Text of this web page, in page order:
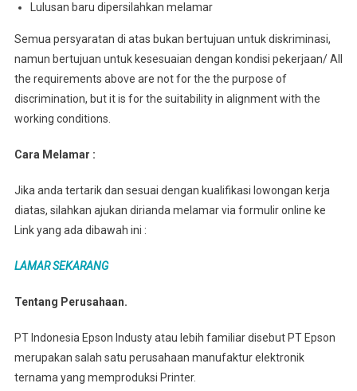
Lulusan baru dipersilahkan melamar
Semua persyaratan di atas bukan bertujuan untuk diskriminasi,
namun bertujuan untuk kesesuaian dengan kondisi pekerjaan/ All
the requirements above are not for the the purpose of
discrimination, but it is for the suitability in alignment with the
working conditions.
Cara Melamar :
Jika anda tertarik dan sesuai dengan kualifikasi lowongan kerja
diatas, silahkan ajukan dirianda melamar via formulir online ke
Link yang ada dibawah ini :
LAMAR SEKARANG
Tentang Perusahaan.
PT Indonesia Epson Industy atau lebih familiar disebut PT Epson
merupakan salah satu perusahaan manufaktur elektronik
ternama yang memproduksi Printer.